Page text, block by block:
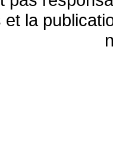
et la